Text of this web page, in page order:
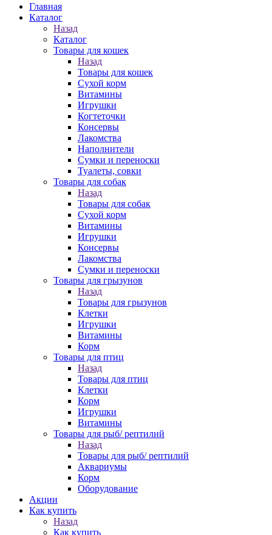
Главная
Каталог
Назад
Каталог
Товары для кошек
Назад
Товары для кошек
Cухой корм
Витамины
Игрушки
Когтеточки
Консервы
Лакомства
Наполнители
Сумки и переноски
Туалеты, совки
Товары для собак
Назад
Товары для собак
Cухой корм
Витамины
Игрушки
Консервы
Лакомства
Сумки и переноски
Товары для грызунов
Назад
Товары для грызунов
Клетки
Игрушки
Витамины
Корм
Товары для птиц
Назад
Товары для птиц
Клетки
Корм
Игрушки
Витамины
Товары для рыб/ рептилий
Назад
Товары для рыб/ рептилий
Аквариумы
Корм
Оборудование
Акции
Как купить
Назад
Как купить